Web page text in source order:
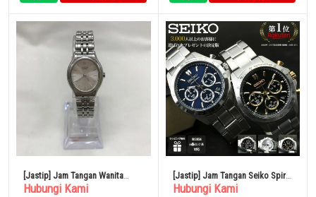
[Jastip] Jam Tangan Wanita
Kuarsa SEIKO Analog Credor
Hubungi Kami
[Jastip] Jam Tangan Seiko Spirit
Pria Dial
Hubungi Kami